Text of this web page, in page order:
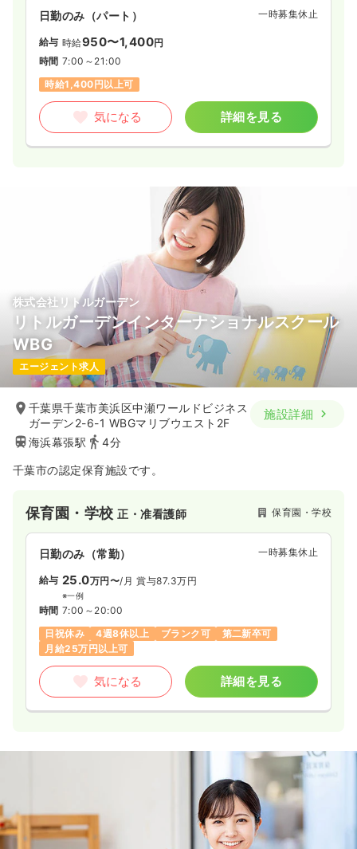
日勤のみ（パート） 一時募集休止
給与 時給950〜1,400円
時間 7:00～21:00
時給1,400円以上可
気になる 詳細を見る
株式会社リトルガーデン
リトルガーデンインターナショナルスクール
WBG
エージェント求人
千葉県千葉市美浜区中瀬ワールドビジネス
ガーデン2-6-1 WBGマリブウエスト2F
海浜幕張駅
4分
施設詳細
千葉市の認定保育施設です。
保育園・学校正・准看護師 保育園・学校
日勤のみ（常勤） 一時募集休止
給与 25.0万円〜/月 賞与87.3万円
※一例
時間 7:00～20:00
日祝休み
4週8休以上 ブランク可
第二新卒可
月給25万円以上可
気になる 詳細を見る